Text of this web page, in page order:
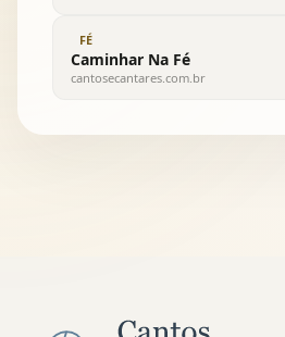
FÉ
Caminhar Na Fé
cantosecantares.com.br